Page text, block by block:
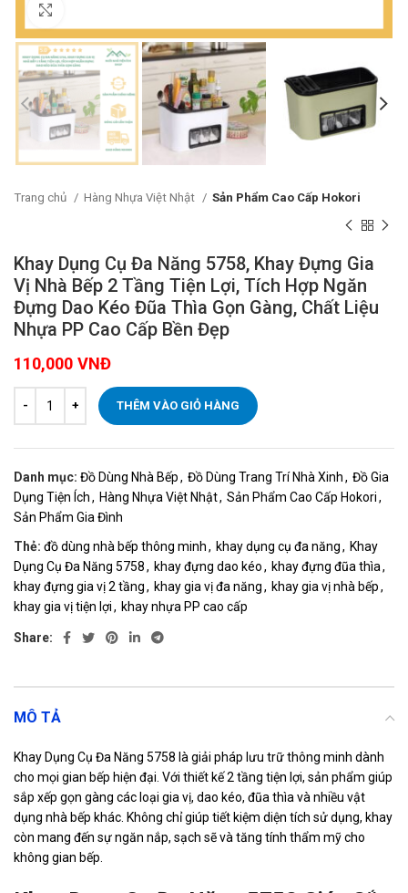
Trang chủ Hàng Nhựa Việt Nhật Sản Phẩm Cao Cấp Hokori
Khay Dụng Cụ Đa Năng 5758, Khay Đựng Gia
Vị Nhà Bếp 2 Tầng Tiện Lợi, Tích Hợp Ngăn
Đựng Dao Kéo Đũa Thìa Gọn Gàng, Chất Liệu
Nhựa PP Cao Cấp Bền Đẹp
110,000 VNĐ
THÊM VÀO GIỎ HÀNG
Danh mục: Đồ Dùng Nhà Bếp, Đồ Dùng Trang Trí Nhà Xinh, Đồ Gia
Dụng Tiện Ích, Hàng Nhựa Việt Nhật, Sản Phẩm Cao Cấp Hokori,
Sản Phẩm Gia Đình
Thẻ: đồ dùng nhà bếp thông minh, khay dụng cụ đa năng, Khay
Dụng Cụ Đa Năng 5758, khay đựng dao kéo, khay đựng đũa thìa,
khay đựng gia vị 2 tầng, khay gia vị đa năng, khay gia vị nhà bếp,
khay gia vị tiện lợi, khay nhựa PP cao cấp
Share:
MÔ TẢ
Khay Dụng Cụ Đa Năng 5758 là giải pháp lưu trữ thông minh dành
cho mọi gian bếp hiện đại. Với thiết kế 2 tầng tiện lợi, sản phẩm giúp
sắp xếp gọn gàng các loại gia vị, dao kéo, đũa thìa và nhiều vật
dụng nhà bếp khác. Không chỉ giúp tiết kiệm diện tích sử dụng, khay
còn mang đến sự ngăn nắp, sạch sẽ và tăng tính thẩm mỹ cho
không gian bếp.